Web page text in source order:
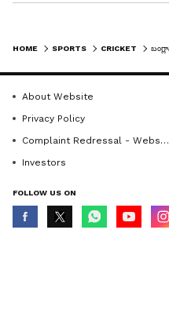
అయినా టీమిండియా,
ఇష్టపడలేదు. దీనికి ఏకైక
కెఎల్ రాహుల్, శుబ్‌మన్
చేయలేకపోవడమే. రాహుల్
కోహ్లీ 1 పరుగులకే
7
HOME SPORTS CRICKET
About Website
Privacy Policy
Complaint Redressal - Website
Investors
FOLLOW US ON